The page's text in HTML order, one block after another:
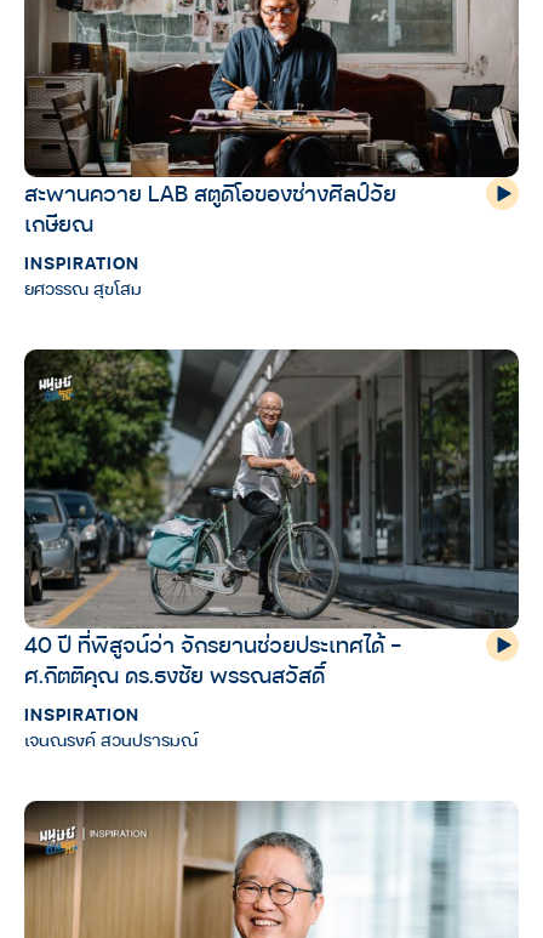
สะพานควาย LAB สตูดิโอของช่างศิลป์วัย
เกษียณ
INSPIRATION
ยศวรรณ สุขโสม
40 ปี ที่พิสูจน์ว่า จักรยานช่วยประเทศได้ –
ศ.กิตติคุณ ดร.ธงชัย พรรณสวัสดิ์
INSPIRATION
เจนณรงค์ สวนปรารมณ์